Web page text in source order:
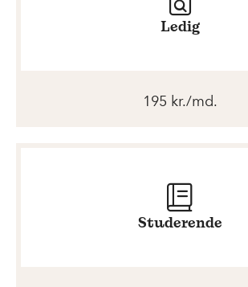
Ledig
195 kr./md.
Studerende